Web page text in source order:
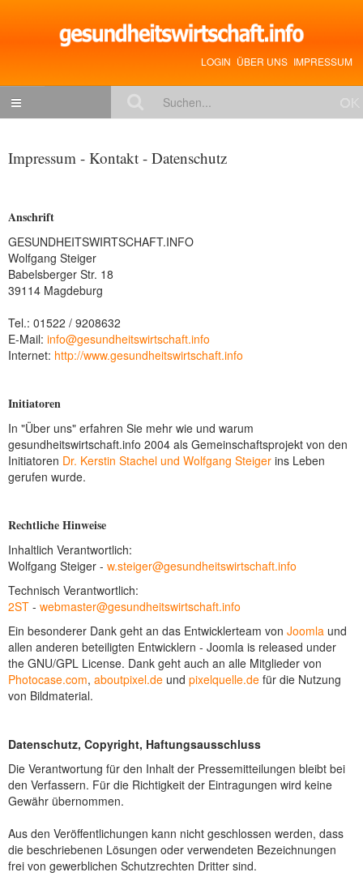
LOGIN ÜBER UNS IMPRESSUM
Gesundheitspolitik
Medizin & Pharma
Gesundheit
Jobs & Karriere
Mitglieder-Beiträge
Impressum - Kontakt - Datenschutz
Anschrift
GESUNDHEITSWIRTSCHAFT.INFO
Wolfgang Steiger
Babelsberger Str. 18
39114 Magdeburg
Tel.: 01522 / 9208632
E-Mail: info@gesundheitswirtschaft.info
Internet: http://www.gesundheitswirtschaft.info
Initiatoren
In "Über uns" erfahren Sie mehr wie und warum
gesundheitswirtschaft.info 2004 als Gemeinschaftsprojekt von den
Initiatoren Dr. Kerstin Stachel und Wolfgang Steiger ins Leben
gerufen wurde.
Rechtliche Hinweise
Inhaltlich Verantwortlich:
Wolfgang Steiger - w.steiger@gesundheitswirtschaft.info
Technisch Verantwortlich:
2ST - webmaster@gesundheitswirtschaft.info
Ein besonderer Dank geht an das Entwicklerteam von Joomla und
allen anderen beteiligten Entwicklern - Joomla is released under
the GNU/GPL License. Dank geht auch an alle Mitglieder von
Photocase.com, aboutpixel.de und pixelquelle.de für die Nutzung
von Bildmaterial.
Datenschutz, Copyright, Haftungsausschluss
Die Verantwortung für den Inhalt der Pressemitteilungen bleibt bei
den Verfassern. Für die Richtigkeit der Eintragungen wird keine
Gewähr übernommen.
Aus den Veröffentlichungen kann nicht geschlossen werden, dass
die beschriebenen Lösungen oder verwendeten Bezeichnungen
frei von gewerblichen Schutzrechten Dritter sind.